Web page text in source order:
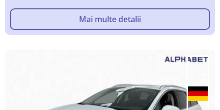
Mai multe detalii